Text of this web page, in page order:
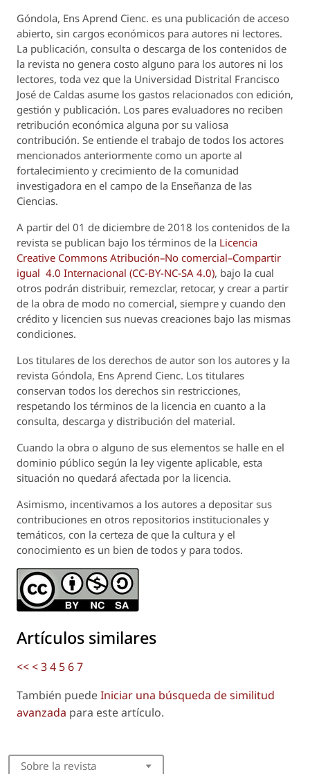
Góndola, Ens Aprend Cienc. es una publicación de acceso
abierto, sin cargos económicos para autores ni lectores.
La publicación, consulta o descarga de los contenidos de
la revista no genera costo alguno para los autores ni los
lectores, toda vez que la Universidad Distrital Francisco
José de Caldas asume los gastos relacionados con edición,
gestión y publicación. Los pares evaluadores no reciben
retribución económica alguna por su valiosa
contribución. Se entiende el trabajo de todos los actores
mencionados anteriormente como un aporte al
fortalecimiento y crecimiento de la comunidad
investigadora en el campo de la Enseñanza de las
Ciencias.
A partir del 01 de diciembre de 2018 los contenidos de la
revista se publican bajo los términos de la Licencia
Creative Commons Atribución–No comercial–Compartir
igual 4.0 Internacional (CC-BY-NC-SA 4.0), bajo la cual
otros podrán distribuir, remezclar, retocar, y crear a partir
de la obra de modo no comercial, siempre y cuando den
crédito y licencien sus nuevas creaciones bajo las mismas
condiciones.
Los titulares de los derechos de autor son los autores y la
revista Góndola, Ens Aprend Cienc. Los titulares
conservan todos los derechos sin restricciones,
respetando los términos de la licencia en cuanto a la
consulta, descarga y distribución del material.
Cuando la obra o alguno de sus elementos se halle en el
dominio público según la ley vigente aplicable, esta
situación no quedará afectada por la licencia.
Asimismo, incentivamos a los autores a depositar sus
contribuciones en otros repositorios institucionales y
temáticos, con la certeza de que la cultura y el
conocimiento es un bien de todos y para todos.
Artículos similares
<<<34 567
También puedeIniciar una búsqueda de similitud
avanzada para este artículo.
Sobre la revista